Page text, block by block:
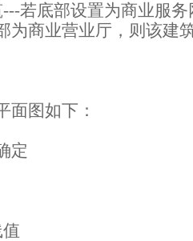
若底部设置为商业服
为商业营业厅，则该建
面图如下：
定